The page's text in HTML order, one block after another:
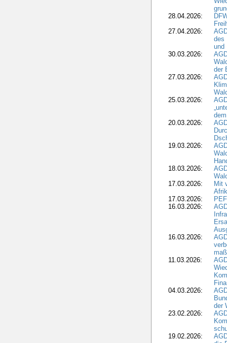
28.04.2026:
27.04.2026:
des
und
30.03.2026:
der
27.03.2026:
25.03.2026:
20.03.2026:
19.03.2026:
18.03.2026:
17.03.2026:
Mit
17.03.2026:
16.03.2026:
16.03.2026:
11.03.2026:
04.03.2026:
der
23.02.2026:
19.02.2026: